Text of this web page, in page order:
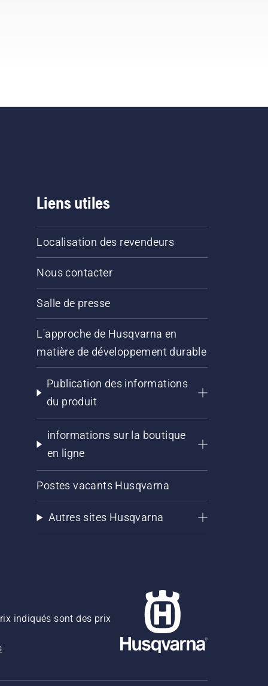
Liens utiles
Localisation des revendeurs
Nous contacter
Salle de presse
L'approche de Husqvarna en
matière de développement durable
Publication des informations
du produit
informations sur la boutique
en ligne
Postes vacants Husqvarna
Autres sites Husqvarna
indiqués sont des prix